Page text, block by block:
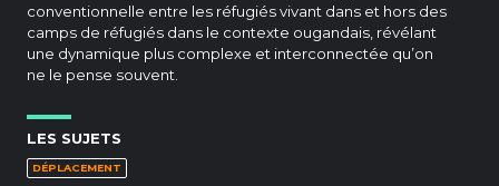
conventionnelle entre les réfugiés vivant dans et hors des
camps de réfugiés dans le contexte ougandais, révélant
une dynamique plus complexe et interconnectée qu’on
ne le pense souvent.
LES SUJETS
DÉPLACEMENT